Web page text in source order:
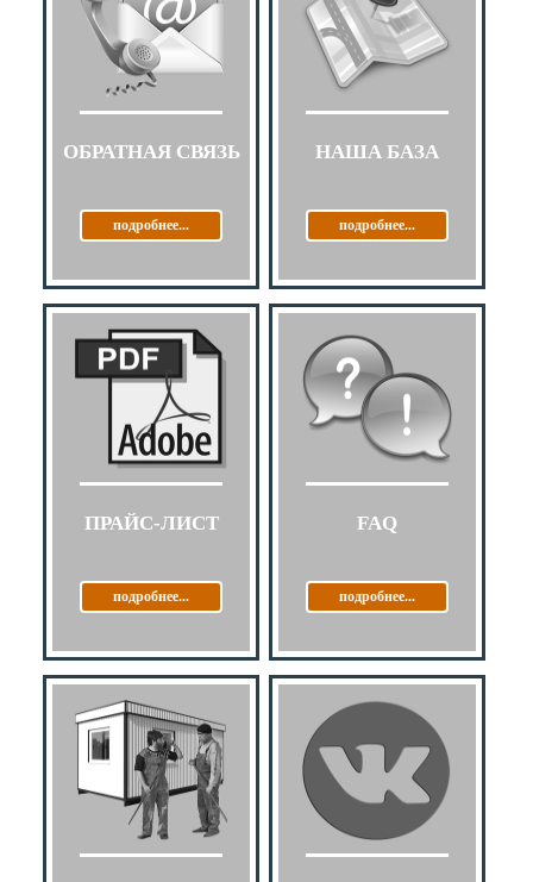
ОБРАТНАЯ СВЯЗЬ
подробнее...
НАША БАЗА
подробнее...
ПРАЙС-ЛИСТ
подробнее...
FAQ
подробнее...